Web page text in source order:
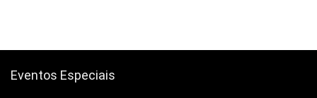
Eventos Especiais